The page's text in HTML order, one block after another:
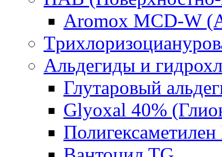
Aromox MCD-W
Альдегиды и
Глутаровый
Glyoxal 40%